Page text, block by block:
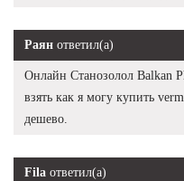
Раян ответил(а)
Онлайн Станозолол Balkan
взять как я могу купить
дешево.
Fila ответил(а)